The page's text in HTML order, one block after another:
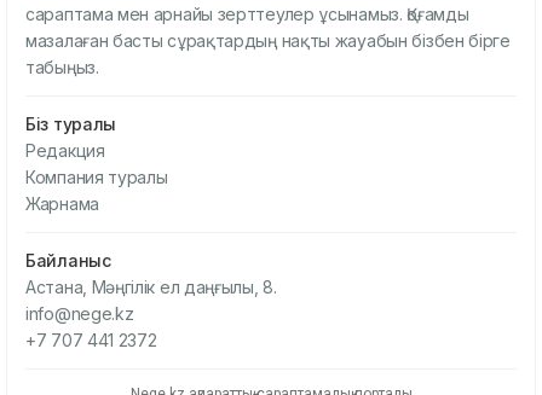
сараптама мен арнайы зерттеулер ұсынамыз. Қоғамды
мазалаған басты сұрақтардың нақты жауабын бізбен бірге
табыңыз.
Біз туралы
Редакция
Компания туралы
Жарнама
Байланыс
Астана, Мәңгілік ел даңғылы, 8.
info@nege.kz
+7 707 441 2372